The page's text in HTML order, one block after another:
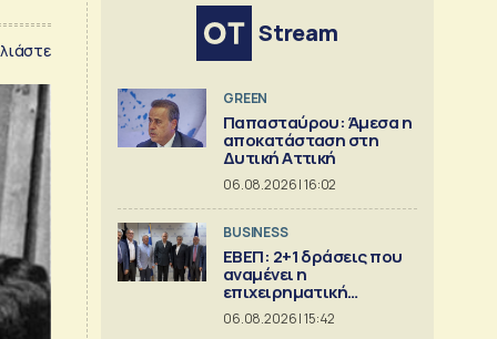
Stream
GREEN
Παπασταύρου: Άμεσα η
αποκατάσταση στη
Δυτική Αττική
06.08.2026 | 16:02
BUSINESS
ΕΒΕΠ: 2+1 δράσεις που
αναμένει η
επιχειρηματική
κοινότητα
06.08.2026 | 15:42